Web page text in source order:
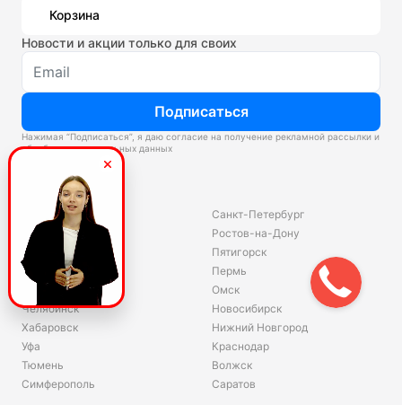
Корзина
Новости и акции только для своих
Подписаться
Нажимая “Подписаться”, я даю согласие на получение рекламной рассылки и
обработку персональных данных
Склады
Владивосток
Екатеринбург
Красноярск
Волгоград
Ярославль
Челябинск
Хабаровск
Уфа
Тюмень
Симферополь
Санкт-Петербург
Ростов-на-Дону
Пятигорск
Пермь
Омск
Новосибирск
Нижний Новгород
Краснодар
Волжск
Саратов